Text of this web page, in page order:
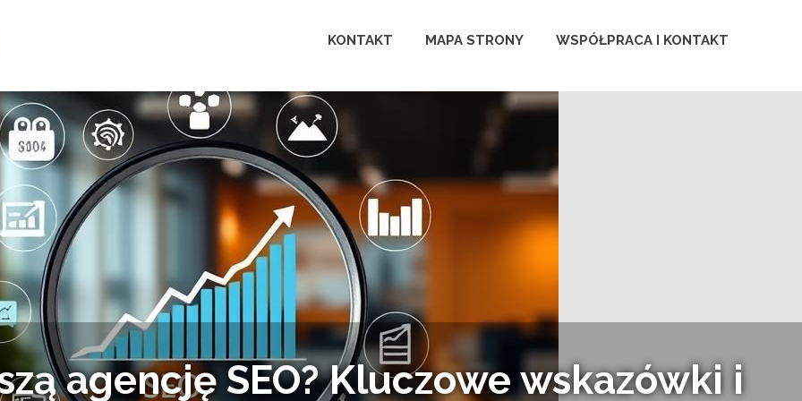
perfecta
KONTAKT MAPA STRONY WSPÓŁPRACA I KONTAKT
analiza danych i wsparcie